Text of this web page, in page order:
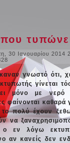
30 Ιανουαρίου 2014
γνωστό ότι,
γίνεται
μόνο με νερό
φαίνονται καθαρά
πολύ έχουν
να
ο εν λόγω
αν κανείς δεν